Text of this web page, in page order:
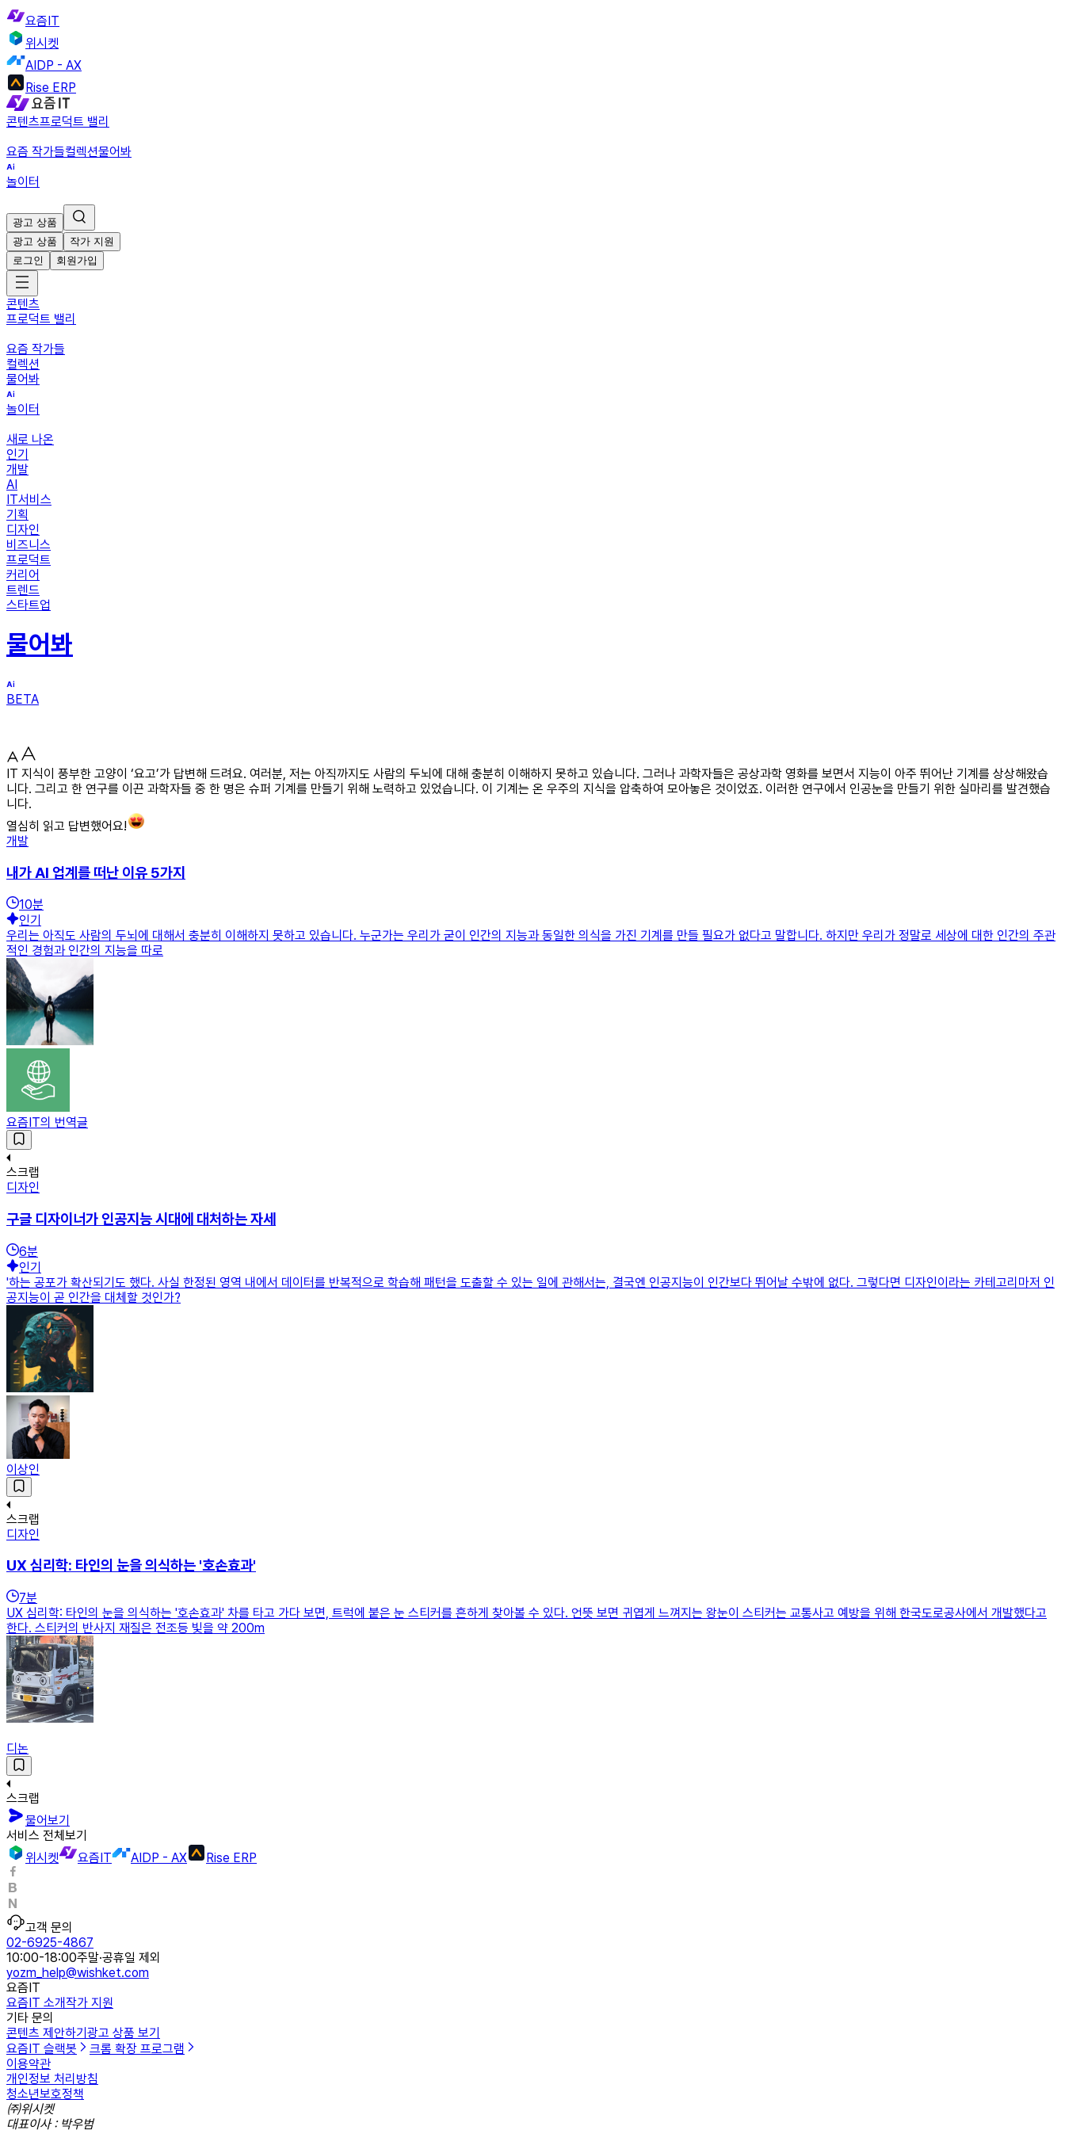
요즘IT
위시켓
AIDP - AX
Rise ERP
콘텐츠프로덕트 밸리
요즘 작가들컬렉션물어봐
놀이터
광고 상품
광고 상품
작가 지원
로그인
회원가입
콘텐츠
프로덕트 밸리
요즘 작가들
컬렉션
물어봐
놀이터
새로 나온
인기
개발
AI
IT서비스
기획
디자인
비즈니스
프로덕트
커리어
트렌드
스타트업
물어봐
BETA
IT 지식이 풍부한 고양이 ‘요고’가 답변해 드려요. 여러분, 저는 아직까지도 사람의 두뇌에 대해 충분히 이해하지 못하고 있습니다. 그러나 과학자들은 공상과학 영화를 보면서 지능이 아주 뛰어난 기계를 상상해왔습
니다. 그리고 한 연구를 이끈 과학자들 중 한 명은 슈퍼 기계를 만들기 위해 노력하고 있었습니다. 이 기계는 온 우주의 지식을 압축하여 모아놓은 것이었죠. 이러한 연구에서 인공눈을 만들기 위한 실마리를 발견했습
니다.
열심히 읽고 답변했어요!
개발
내가 AI 업계를 떠난 이유 5가지
10분
인기
우리는 아직도 사람의 두뇌에 대해서 충분히 이해하지 못하고 있습니다. 누군가는 우리가 굳이 인간의 지능과 동일한 의식을 가진 기계를 만들 필요가 없다고 말합니다. 하지만 우리가 정말로 세상에 대한 인간의 주관
적인 경험과 인간의 지능을 따로
요즘IT의 번역글
스크랩
디자인
구글 디자이너가 인공지능 시대에 대처하는 자세
6분
인기
'하는 공포가 확산되기도 했다. 사실 한정된 영역 내에서 데이터를 반복적으로 학습해 패턴을 도출할 수 있는 일에 관해서는, 결국엔 인공지능이 인간보다 뛰어날 수밖에 없다. 그렇다면 디자인이라는 카테고리마저 인
공지능이 곧 인간을 대체할 것인가?
이상인
스크랩
디자인
UX 심리학: 타인의 눈을 의식하는 '호손효과'
7분
UX 심리학: 타인의 눈을 의식하는 '호손효과' 차를 타고 가다 보면, 트럭에 붙은 눈 스티커를 흔하게 찾아볼 수 있다. 언뜻 보면 귀엽게 느껴지는 왕눈이 스티커는 교통사고 예방을 위해 한국도로공사에서 개발했다고
한다. 스티커의 반사지 재질은 전조등 빛을 약 200m
디논
스크랩
물어보기
서비스 전체보기
위시켓
요즘IT AIDP - AX Rise ERP
고객 문의
02-6925-4867
10:00-18:00주말·공휴일 제외
yozm_help@wishket.com
요즘IT
요즘IT 소개작가 지원
기타 문의
콘텐츠 제안하기 광고 상품 보기
요즘IT 슬랙봇
크롬 확장 프로그램
이용약관
개인정보 처리방침
청소년보호정책
㈜위시켓
대표이사 : 박우범